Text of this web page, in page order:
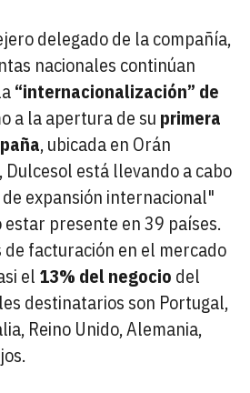
delegado de la compañía,
nacionales continúan
“internacionalización” de
a la apertura de su primera
, ubicada en Orán
Dulcesol está llevando a cabo
expansión internacional"
presente en 39 países.
facturación en el mercado
el 13% del negocio del
destinatarios son Portugal,
Reino Unido, Alemania,